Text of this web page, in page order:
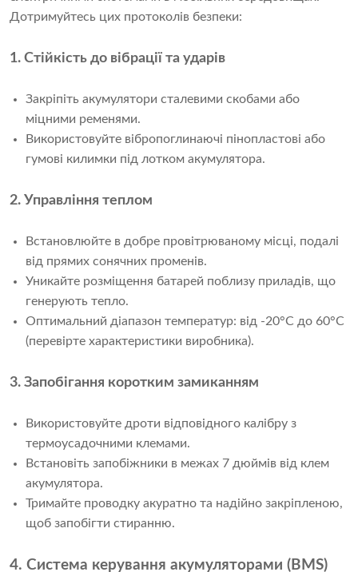
Дотримуйтесь цих протоколів безпеки:
1. Стійкість до вібрації та ударів
Закріпіть акумулятори сталевими скобами або
міцними ременями.
Використовуйте вібропоглинаючі пінопластові або
гумові килимки під лотком акумулятора.
2. Управління теплом
Встановлюйте в добре провітрюваному місці, подалі
від прямих сонячних променів.
Уникайте розміщення батарей поблизу приладів, що
генерують тепло.
Оптимальний діапазон температур: від -20°C до 60°C
(перевірте характеристики виробника).
3. Запобігання коротким замиканням
Використовуйте дроти відповідного калібру з
термоусадочними клемами.
Встановіть запобіжники в межах 7 дюймів від клем
акумулятора.
Тримайте проводку акуратно та надійно закріпленою,
щоб запобігти стиранню.
4. Система керування акумуляторами (BMS)